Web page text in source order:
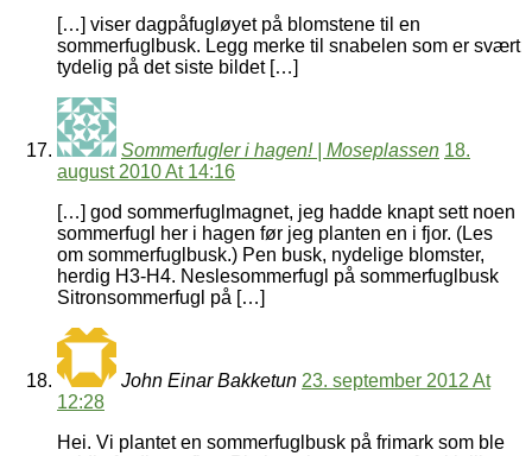
[…] viser dagpåfugløyet på blomstene til en
sommerfuglbusk. Legg merke til snabelen som er svært
tydelig på det siste bildet […]
Sommerfugler i hagen! | Moseplassen 18.
august 2010 At 14:16
[…] god sommerfuglmagnet, jeg hadde knapt sett noen
sommerfugl her i hagen før jeg planten en i fjor. (Les
om sommerfuglbusk.) Pen busk, nydelige blomster,
herdig H3-H4. Neslesommerfugl på sommerfuglbusk
Sitronsommerfugl på […]
John Einar Bakketun 23. september 2012 At
12:28
Hei. Vi plantet en sommerfuglbusk på frimark som ble